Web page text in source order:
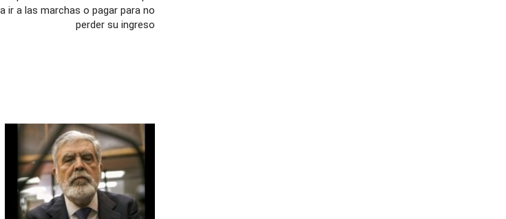
ir a las marchas o pagar para no
perder su ingreso